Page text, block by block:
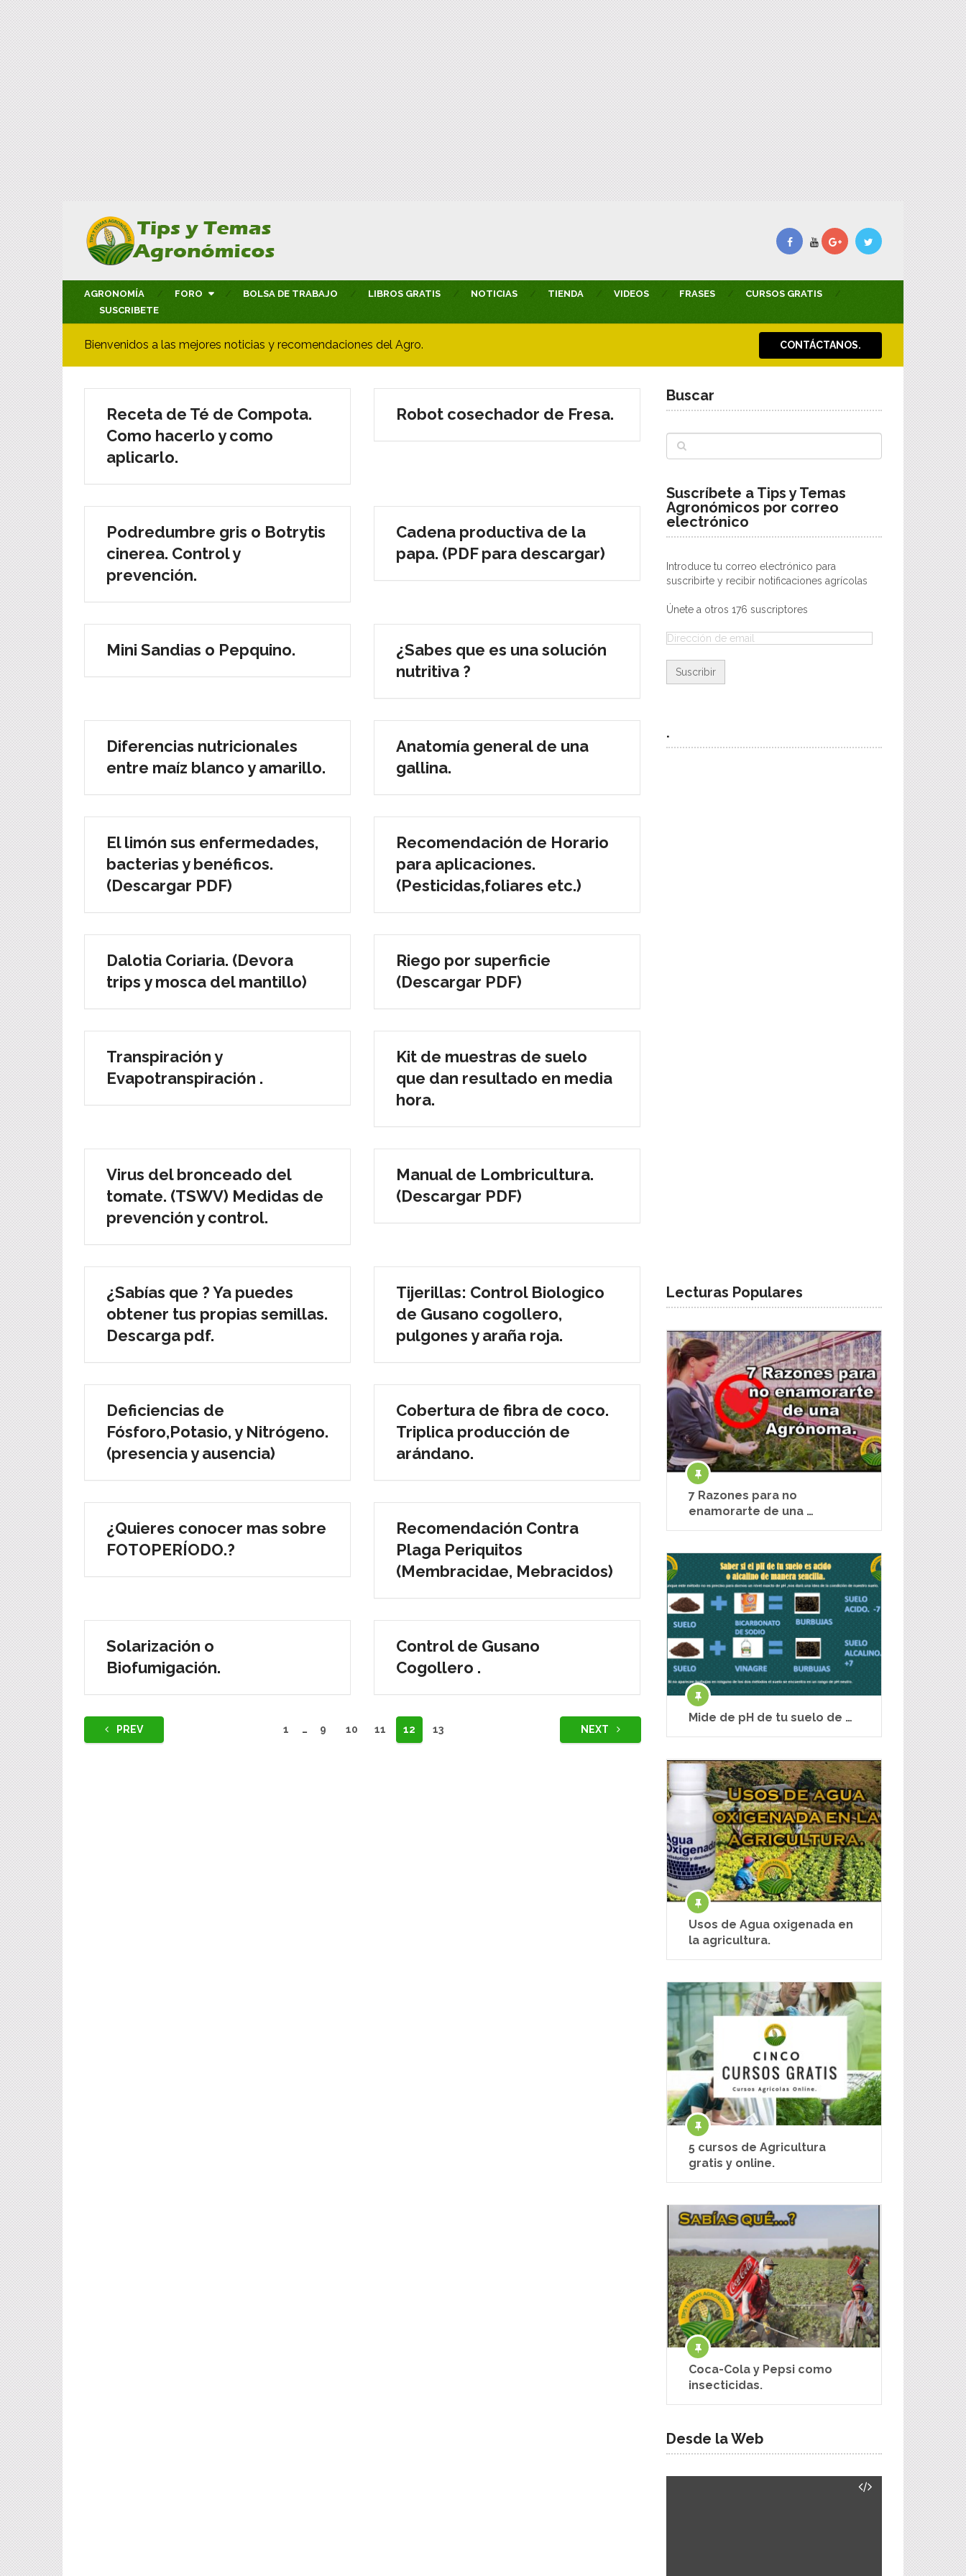
AGRONOMÍA FORO BOLSA DE TRABAJO LIBROS GRATIS NOTICIAS TIENDA VIDEOS FRASES
CURSOS GRATIS
SUSCRIBETE
Bienvenidos a las mejores noticias y recomendaciones del Agro. CONTÁCTANOS.
Receta de Té de Compota.
Como hacerlo y como
aplicarlo.
Robot cosechador de Fresa.
Podredumbre gris o Botrytis
cinerea. Control y
prevención.
Cadena productiva de la
papa. (PDF para descargar)
Mini Sandias o Pepquino.
¿Sabes que es una solución
nutritiva ?
Diferencias nutricionales
entre maíz blanco y amarillo.
Anatomía general de una
gallina.
El limón sus enfermedades,
bacterias y benéficos.
(Descargar PDF)
Recomendación de Horario
para aplicaciones.
(Pesticidas,foliares etc.)
Dalotia Coriaria. (Devora
trips y mosca del mantillo)
Riego por superficie
(Descargar PDF)
Transpiración y
Evapotranspiración .
Kit de muestras de suelo
que dan resultado en media
hora.
Virus del bronceado del
tomate. (TSWV) Medidas de
prevención y control.
Manual de Lombricultura.
(Descargar PDF)
¿Sabías que ? Ya puedes
obtener tus propias semillas.
Descarga pdf.
Tijerillas: Control Biologico
de Gusano cogollero,
pulgones y araña roja.
Deficiencias de
Fósforo,Potasio, y Nitrógeno.
(presencia y ausencia)
Cobertura de fibra de coco.
Triplica producción de
arándano.
¿Quieres conocer mas sobre
FOTOPERÍODO.?
Recomendación Contra
Plaga Periquitos
(Membracidae, Mebracidos)
Solarización o
Biofumigación.
Control de Gusano
Cogollero .
Navegación
PREV 1 … 9 10 11 12 13 NEXT
Buscar
Suscríbete a Tips y Temas
Agronómicos por correo
electrónico
Introduce tu correo electrónico para
suscribirte y recibir notificaciones agrícolas
Únete a otros 176 suscriptores
Dirección
email
.
Lecturas Populares
7 Razones para no
enamorarte de una …
Mide de pH de tu suelo de …
Usos de Agua oxigenada en
la agricultura.
5 cursos de Agricultura
gratis y online.
Coca-Cola y Pepsi como
insecticidas.
Desde la Web